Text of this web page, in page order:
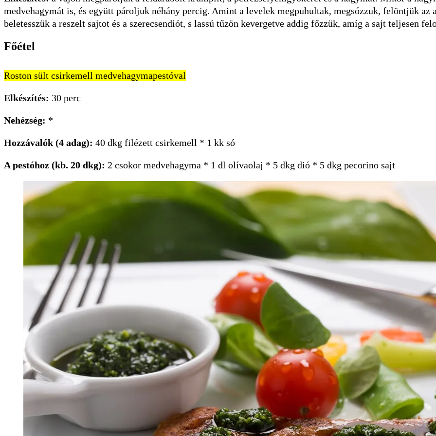
medvehagymát is, és együtt pároljuk néhány percig. Amint a levelek megpuhultak, megsózzuk, felöntjük
beletesszük a reszelt sajtot és a szerecsendiót, s lassú tűzön kevergetve addig főzzük, amíg a sajt teljesen
Főétel
Roston sült csirkemell medvehagymapestóval
Elkészítés: 30 perc
Nehézség: *
Hozzávalók (4 adag): 40 dkg filézett csirkemell * 1 kk só
A pestóhoz (kb. 20 dkg): 2 csokor medvehagyma * 1 dl olívaolaj * 5 dkg dió * 5 dkg pecorino sajt